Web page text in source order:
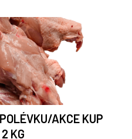
AKCE KUP
KG